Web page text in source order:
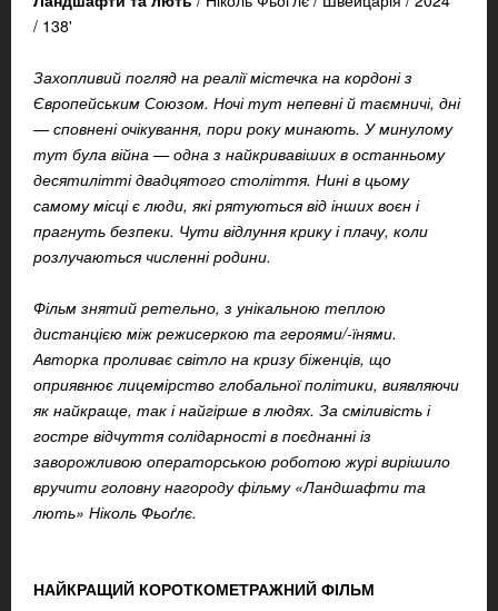
/ 138'
Захопливий погляд на реалії містечка на кордоні з
Європейським Союзом. Ночі тут непевні й таємничі, дні
— сповнені очікування, пори року минають. У минулому
тут була війна — одна з найкривавіших в останньому
десятилітті двадцятого століття. Нині в цьому
самому місці є люди, які рятуються від інших воєн і
прагнуть безпеки. Чути відлуння крику і плачу, коли
розлучаються численні родини.
Фільм знятий ретельно, з унікальною теплою
дистанцією між режисеркою та героями/-їнями.
Авторка проливає світло на кризу біженців, що
оприявнює лицемірство глобальної політики, виявляючи
як найкраще, так і найгірше в людях. За сміливість і
гостре відчуття солідарності в поєднанні із
заворожливою операторською роботою журі вирішило
вручити головну нагороду фільму «Ландшафти та
лють» Ніколь Фьоґлє.
НАЙКРАЩИЙ КОРОТКОМЕТРАЖНИЙ ФІЛЬМ